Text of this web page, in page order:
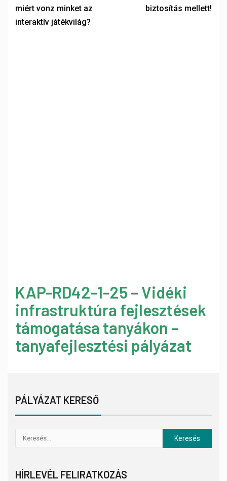
miért vonz minket az
interaktív játékvilág?
biztosítás mellett!
KAP-RD42-1-25 – Vidéki
infrastruktúra fejlesztések
támogatása tanyákon –
tanyafejlesztési pályázat
PÁLYÁZAT KERESŐ
HÍRLEVÉL FELIRATKOZÁS